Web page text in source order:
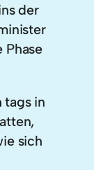
der
Phase
tags in
sich